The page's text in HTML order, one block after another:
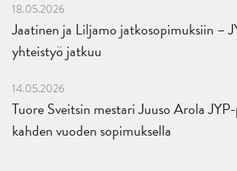
18.05.2026
Jaatinen ja Liljamo jatkosopimuksiin –
yhteistyö jatkuu
14.05.2026
Tuore Sveitsin mestari Juuso Arola
kahden vuoden sopimuksella